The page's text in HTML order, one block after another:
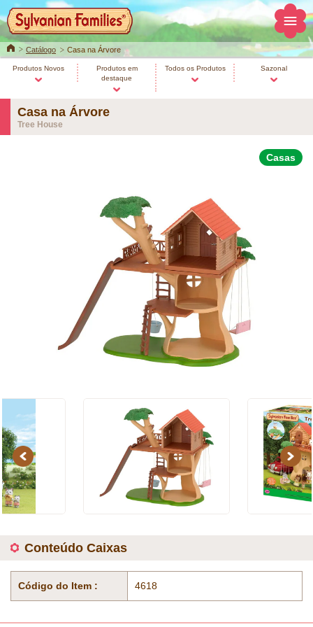
HomeCatálogo Casa na Árvore
Produtos Novos
Produtos em
destaque
Todos os Produtos Sazonal
Casa na Árvore
Tree House
Casas
Previous Next
Conteúdo Caixas
Código do Item : 4618